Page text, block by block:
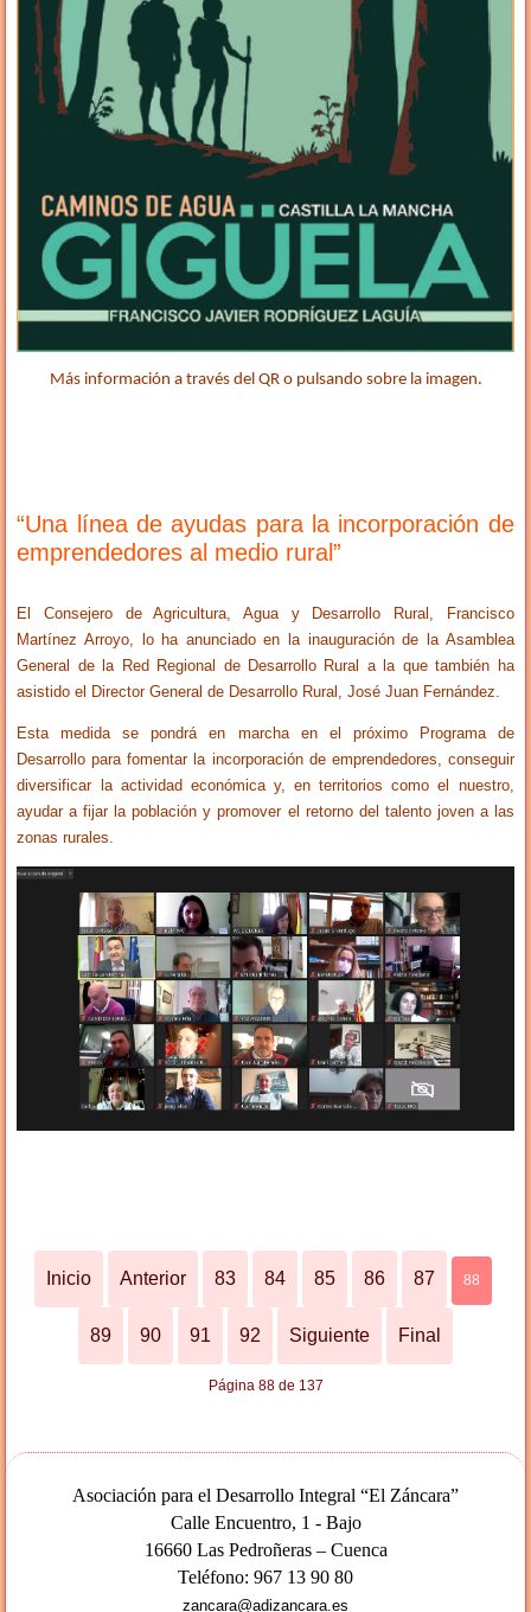
Más información a través del QR o pulsando sobre la imagen.
“Una línea de ayudas para la incorporación de
emprendedores al medio rural”
El Consejero de Agricultura, Agua y Desarrollo Rural, Francisco
Martínez Arroyo, lo ha anunciado en la inauguración de la Asamblea
General de la Red Regional de Desarrollo Rural a la que también ha
asistido el Director General de Desarrollo Rural, José Juan Fernández.
Esta medida se pondrá en marcha en el próximo Programa de
Desarrollo para fomentar la incorporación de emprendedores, conseguir
diversificar la actividad económica y, en territorios como el nuestro,
ayudar a fijar la población y promover el retorno del talento joven a las
zonas rurales.
Inicio Anterior 83 84 85 86 87 88
89 90 91 92 Siguiente Final
Página 88 de 137
Asociación para el Desarrollo Integral “El Záncara”
Calle Encuentro, 1 - Bajo
16660 Las Pedroñeras – Cuenca
Teléfono: 967 13 90 80
zancara@adizancara.es